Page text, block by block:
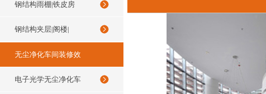
钢结构雨棚|铁皮房
钢结构夹层|阁楼|
无尘净化车间装修效
电子光学无尘净化车